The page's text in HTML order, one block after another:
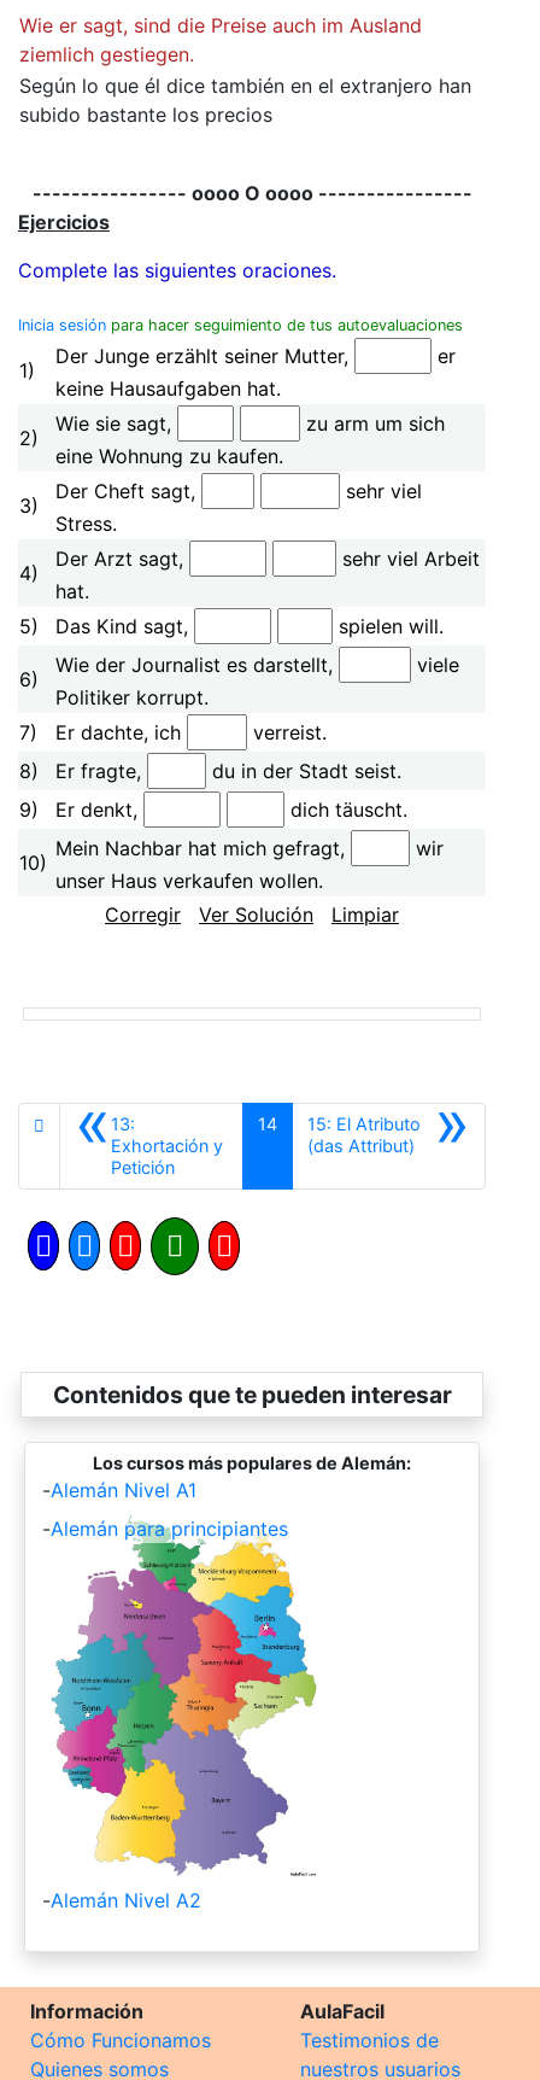
Wie er sagt, sind die Preise auch im Ausland
ziemlich gestiegen.
Según lo que él dice también en el extranjero han
subido bastante los precios
---------------- oooo O oooo ----------------
Ejercicios
Complete las siguientes oraciones.
Inicia sesión para hacer seguimiento de tus autoevaluaciones
1)
Der Junge erzählt seiner Mutter,
er
keine Hausaufgaben hat.
2)
Wie sie sagt,
zu arm um sich
eine Wohnung zu kaufen.
3)
Der Cheft sagt,
sehr viel
Stress.
4)
Der Arzt sagt,
sehr viel Arbeit
hat.
5)
Das Kind sagt, spielen will.
6)
Wie der Journalist es darstellt,
viele
Politiker korrupt.
7)
Er dachte, ich
verreist.
8)
Er fragte,
du in der Stadt seist.
9)
Er denkt, dich täuscht.
10)
Mein Nachbar hat mich gefragt,
wir
unser Haus verkaufen wollen.
Corregir
Ver Solución Limpiar
«13:
Exhortación y
PeticiónAnterior
14 »
15: El Atributo
(das Attribut)Siguiente
Contenidos que te pueden interesar
Los cursos más populares de Alemán:
-Alemán Nivel A1
-Alemán para principiantes
-Alemán Nivel A2
Información
Cómo Funcionamos
Quienes somos
AulaFacil
Testimonios de
nuestros usuarios